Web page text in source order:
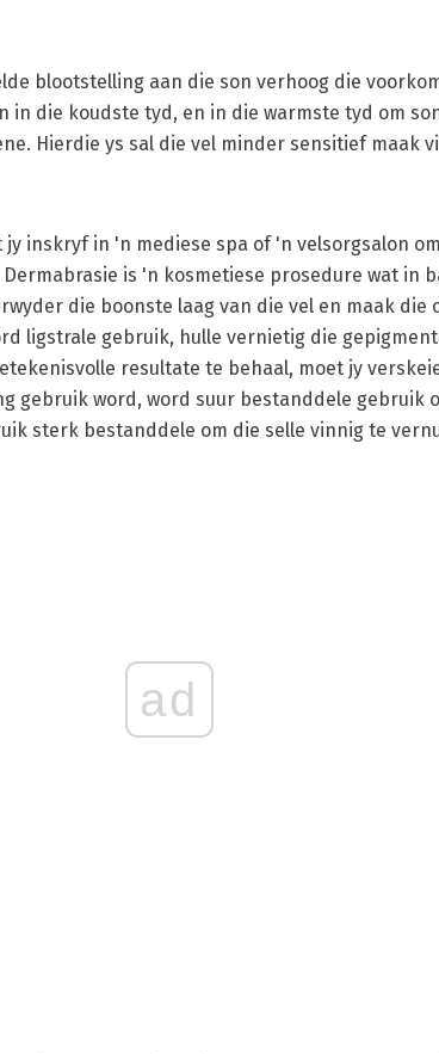
blootstelling aan die son verhoog die
in die koudste tyd, en in die warmste tyd om
Hierdie ys sal die vel minder sensitief maak
inskryf in 'n mediese spa of 'n velsorgsalon
is 'n kosmetiese prosedure wat in
die boonste laag van die vel en maak die
ligstrale gebruik, hulle vernietig die
resultate te behaal, moet jy
gebruik word, word suur bestanddele gebruik
sterk bestanddele om die selle vinnig te
ad